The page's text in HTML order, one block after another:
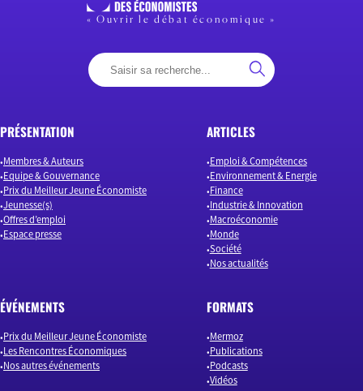
« Ouvrir le débat économique »
PRÉSENTATION
Membres & Auteurs
Equipe & Gouvernance
Prix du Meilleur Jeune Économiste
Jeunesse(s)
Offres d’emploi
Espace presse
ARTICLES
Emploi & Compétences
Environnement & Energie
Finance
Industrie & Innovation
Macroéconomie
Monde
Société
Nos actualités
ÉVÉNEMENTS
Prix du Meilleur Jeune Économiste
Les Rencontres Économiques
Nos autres événements
FORMATS
Mermoz
Publications
Podcasts
Vidéos